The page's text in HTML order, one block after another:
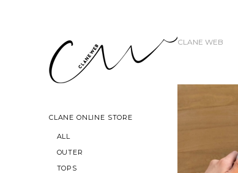
CLANE ONLINE STORE
ALL
OUTER
TOPS
CLANE WEB